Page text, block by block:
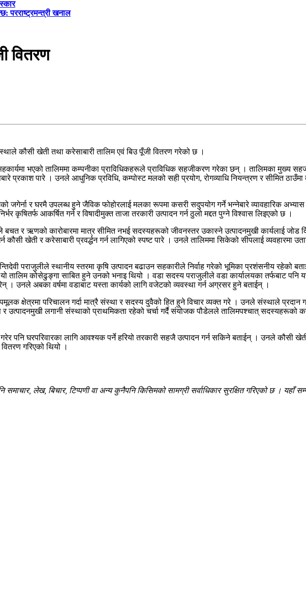
परराष्ट्रमन्त्री खनाल
वितरण
कौसी खेती तथा करेसाबारी तालिम एवं बिउ पूँजी वितरण गरेको छ ।
भएको तालिममा कम्पनीका प्राविधिकहरूले प्राविधिक सहजीकरण गरेका छन् । तालिमका मुख्य
प्रकाश पारे । उनले आधुनिक प्रविधि, कम्पोस्ट मलको सही प्रयोग, रोगव्याधि नियन्त्रण र सीमित ठाउँमा
जगेर्ना र घरमै उपलब्ध हुने जैविक फोहोरलाई मलका रूपमा कसरी सदुपयोग गर्ने भन्नेबारे व्यावहारिक
आकर्षित गर्न र विषादीमुक्त ताजा तरकारी उत्पादन गर्न ठुलो मद्दत पुग्ने विश्वास लिइएको छ ।
र ऋणको कारोबारमा मात्र सीमित नभई सदस्यहरूको जीवनस्तर उकास्ने उत्पादनमुखी कार्यलाई जोड
खेती र करेसाबारी प्रवर्द्धन गर्न लागिएको स्पष्ट पारे । उनले तालिममा सिकेको सीपलाई व्यवहारमा
पराजुलीले स्थानीय स्तरमा कृषि उत्पादन बढाउन सहकारीले निर्वाह गरेको भूमिका प्रशंसनीय रहेको
तालिम कोसेढुङ्गा साबित हुने उनको भनाइ थियो । वडा सदस्य पराजुलीले वडा कार्यालयका तर्फबाट पनि
। उनले अबका वर्षमा वडाबाट यस्ता कार्यको लागि वजेटको व्यवस्था गर्न अग्रसर हुने बताईन् ।
क्षेत्रमा परिचालन गर्दा मात्रै संस्था र सदस्य दुवैको हित हुने विचार व्यक्त गरे । उनले संस्थाले प्रदान
र उत्पादनमुखी लगानी संस्थाको प्राथमिकता रहेको चर्चा गर्दै संयोजक पौडेलले तालिमपश्चात् सदस्यहरूको
पनि घरपरिवारका लागि आवश्यक पर्ने हरियो तरकारी सहजै उत्पादन गर्न सकिने बताईन् । उनले कौसी खेती
गरिएको थियो ।
लेख, बिचार, टिप्पणी वा अन्य कुनैपनि किसिमको सामग्री सर्वाधिकार सुरक्षित गरिएको छ । यहाँ